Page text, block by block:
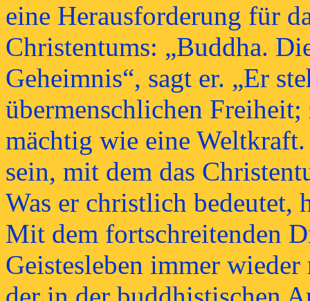
eine Herausforderung für
Christentums: „Buddha.
Geheimnis“, sagt er. „Er
übermenschlichen
mächtig wie eine
sein, mit dem das
Was er christlich bedeutet,
Mit dem fortschreitenden
Geistesleben immer